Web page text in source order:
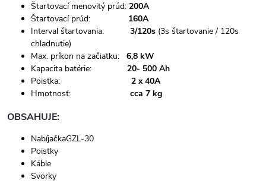
Štartovací menovitý prúd: 200A
Štartovací prúd:
160A
Interval štartovania: 3/120s (3s štartovanie / 120s
chladnutie)
Max. príkon na začiatku: 6,8 kW
Kapacita batérie: 20- 500 Ah
Poistka: 2 x 40A
Hmotnosť: cca 7 kg
OBSAHUJE:
NabíjačkaGZL-30
Poistky
Káble
Svorky